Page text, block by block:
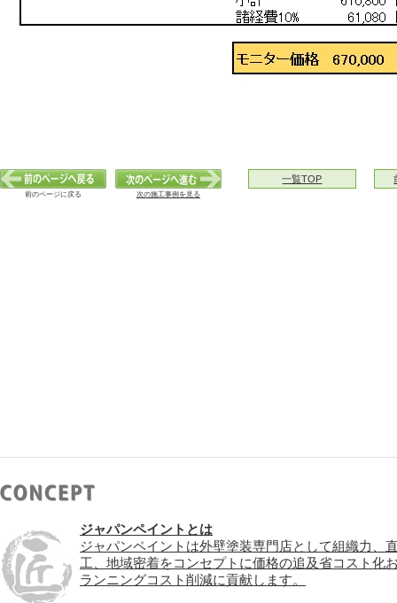
前のページに戻る 次の施工事例を見る
一覧TOP
ジャパンペイントとは
ジャパンペイントは外壁塗装専門店として組織力、
工、地域密着をコンセプトに価格の追及省コスト化
ランニングコスト削減に貢献します。